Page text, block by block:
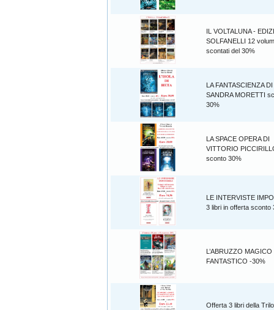
IL VOLTALUNA -
SOLFANELLI 12
scontati del 30%
LA FANTASCIENZA DI
SANDRA MORETTI
30%
LA SPACE OPERA DI
VITTORIO
sconto 30%
LE INTERVISTE
3 libri in offerta sconto
L’ABRUZZO MAGICO
FANTASTICO -30%
Offerta 3 libri della